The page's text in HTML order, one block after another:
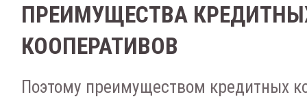
ПРЕИМУЩЕСТВА
КООПЕРАТИВОВ
Поэтому преимуществом кредитных